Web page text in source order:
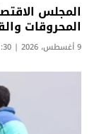
المجلس
المحروقات
9 أغسطس، 2026 | 11:30